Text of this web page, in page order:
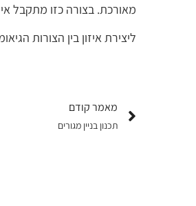
מאורכת. בצורה כזו מתקבל
ליצירת איזון בין הצורות
מאמר קודם
תכנון בניין מגורים